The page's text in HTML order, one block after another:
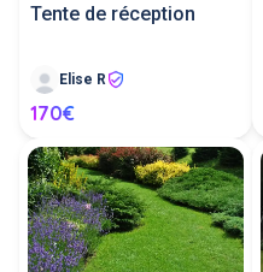
Tente de réception
Elise R
170€